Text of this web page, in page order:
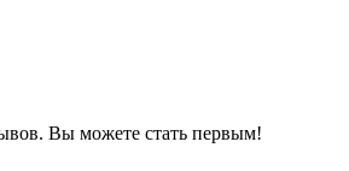
Вы можете стать первым!